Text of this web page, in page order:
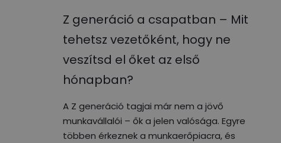
Z generáció a csapatban – Mit
tehetsz vezetőként, hogy ne
veszítsd el őket az első
hónapban?
A Z generáció tagjai már nem a jövő
munkavállalói – ők a jelen valósága. Egyre
többen érkeznek a munkaerőpiacra, és